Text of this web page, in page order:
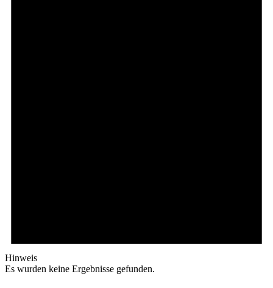
Hinweis
Es wurden keine Ergebnisse gefunden.